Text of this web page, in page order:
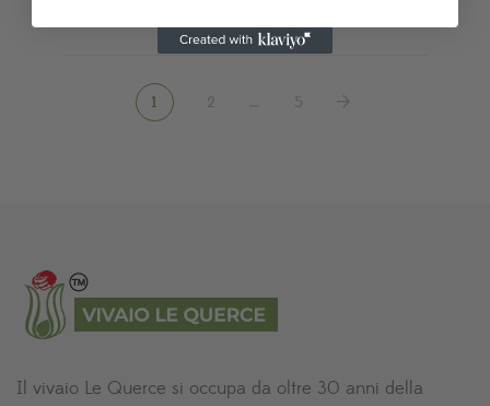
1 2 5
Il vivaio Le Querce si occupa da oltre 30 anni della